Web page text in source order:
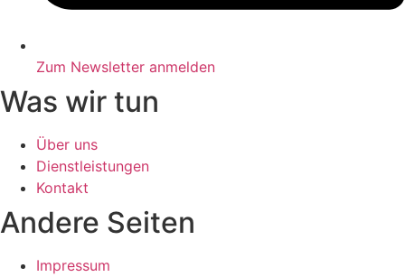
Zum Newsletter anmelden
Was wir tun
Über uns
Dienstleistungen
Kontakt
Andere Seiten
Impressum